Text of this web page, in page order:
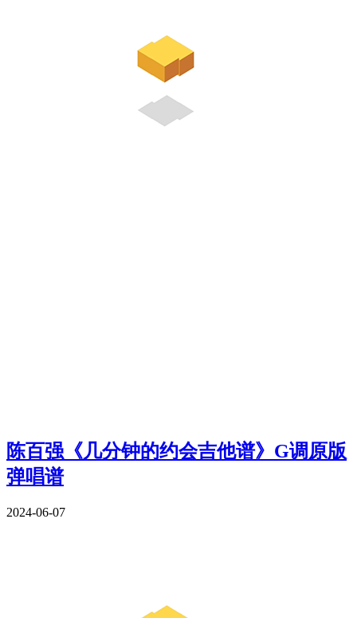
陈百强《几分钟的约会吉他谱》G调原版
弹唱谱
2024-06-07